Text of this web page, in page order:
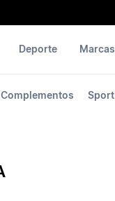
Complementos Sport
Deporte Marcas